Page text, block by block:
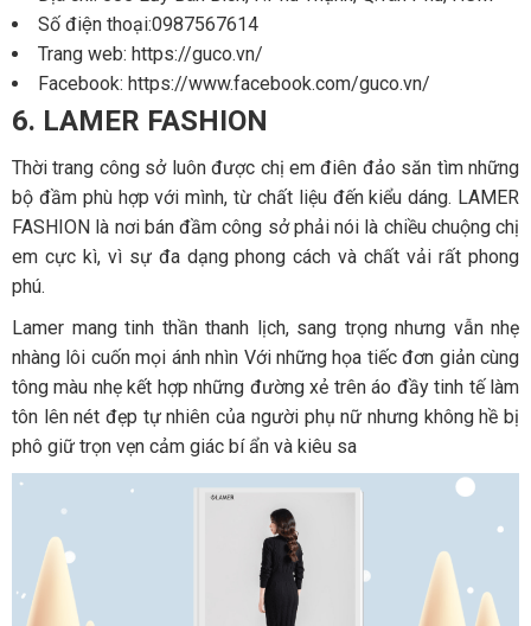
Số điện thoại:0987567614
Trang web: https://guco.vn/
Facebook: https://www.facebook.com/guco.vn/
6. LAMER FASHION
Thời trang công sở luôn được chị em điên đảo săn tìm những
bộ đầm phù hợp với mình, từ chất liệu đến kiểu dáng. LAMER
FASHION là nơi bán đầm công sở phải nói là chiều chuộng chị
em cực kì, vì sự đa dạng phong cách và chất vải rất phong
phú.
Lamer mang tinh thần thanh lịch, sang trọng nhưng vẫn nhẹ
nhàng lôi cuốn mọi ánh nhìn Với những họa tiếc đơn giản cùng
tông màu nhẹ kết hợp những đường xẻ trên áo đầy tinh tế làm
tôn lên nét đẹp tự nhiên của người phụ nữ nhưng không hề bị
phô giữ trọn vẹn cảm giác bí ẩn và kiêu sa